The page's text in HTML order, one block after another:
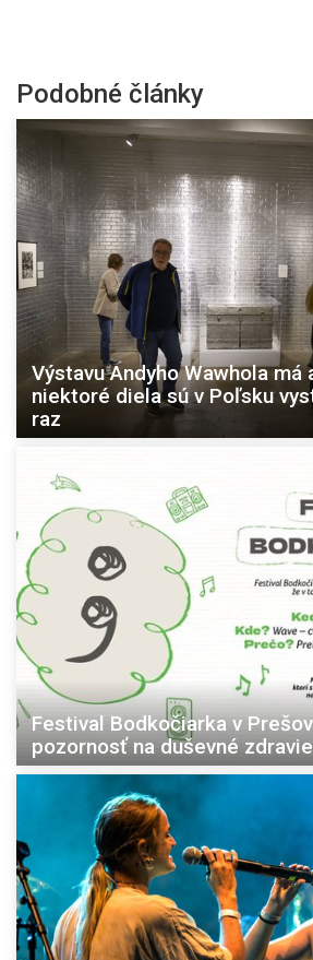
Podobné články
Výstavu Andyho Wawhola má
niektoré diela sú v Poľsku
raz
Festival Bodkočiarka v
pozornosť na duševné zdravie